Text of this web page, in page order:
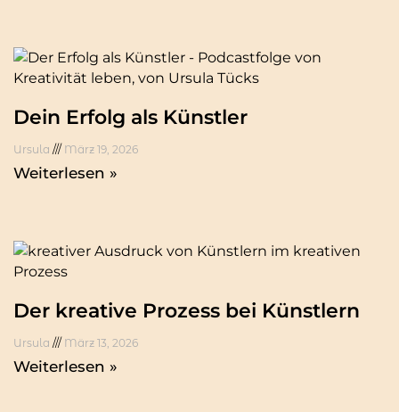
Dein Erfolg als Künstler
Ursula März 19, 2026
Weiterlesen »
Der kreative Prozess bei Künstlern
Ursula März 13, 2026
Weiterlesen »